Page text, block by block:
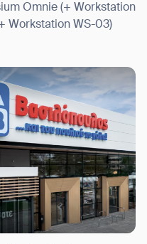
Omnie (+ Workstation
Workstation WS-03)